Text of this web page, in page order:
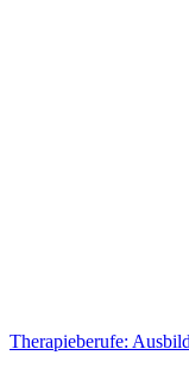
Therapieberufe: